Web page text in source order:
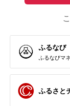
ふるなび
ふるなびマ
ふるさと